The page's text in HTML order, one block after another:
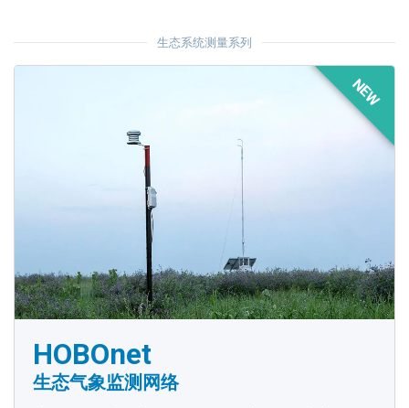
生态系统测量系列
NEW
HOBOnet
生态气象监测网络